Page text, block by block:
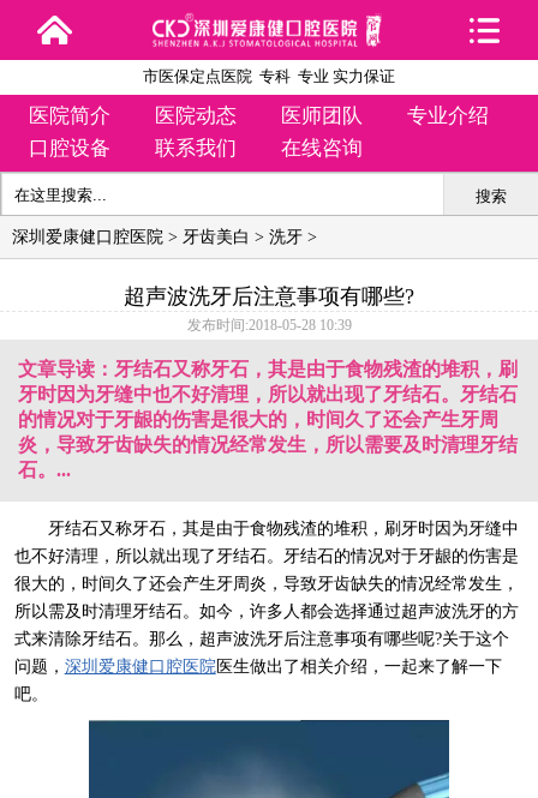
市医保定点医院 专科 专业 实力保证
医院简介 医院动态 医师团队
专业介绍
口腔设备
联系我们 在线咨询
搜索
深圳爱康健口腔医院 > 牙齿美白 > 洗牙 >
超声波洗牙后注意事项有哪些?
发布时间:2018-05-28 10:39
文章导读：牙结石又称牙石，其是由于食物残渣的堆积，刷
牙时因为牙缝中也不好清理，所以就出现了牙结石。牙结石
的情况对于牙龈的伤害是很大的，时间久了还会产生牙周
炎，导致牙齿缺失的情况经常发生，所以需要及时清理牙结
石。...
牙结石又称牙石，其是由于食物残渣的堆积，刷牙时因为牙缝中
也不好清理，所以就出现了牙结石。牙结石的情况对于牙龈的伤害是
很大的，时间久了还会产生牙周炎，导致牙齿缺失的情况经常发生，
所以需及时清理牙结石。如今，许多人都会选择通过超声波洗牙的方
式来清除牙结石。那么，超声波洗牙后注意事项有哪些呢?关于这个
问题， 深圳爱康健口腔医院医生做出了相关介绍，一起来了解一下
吧。